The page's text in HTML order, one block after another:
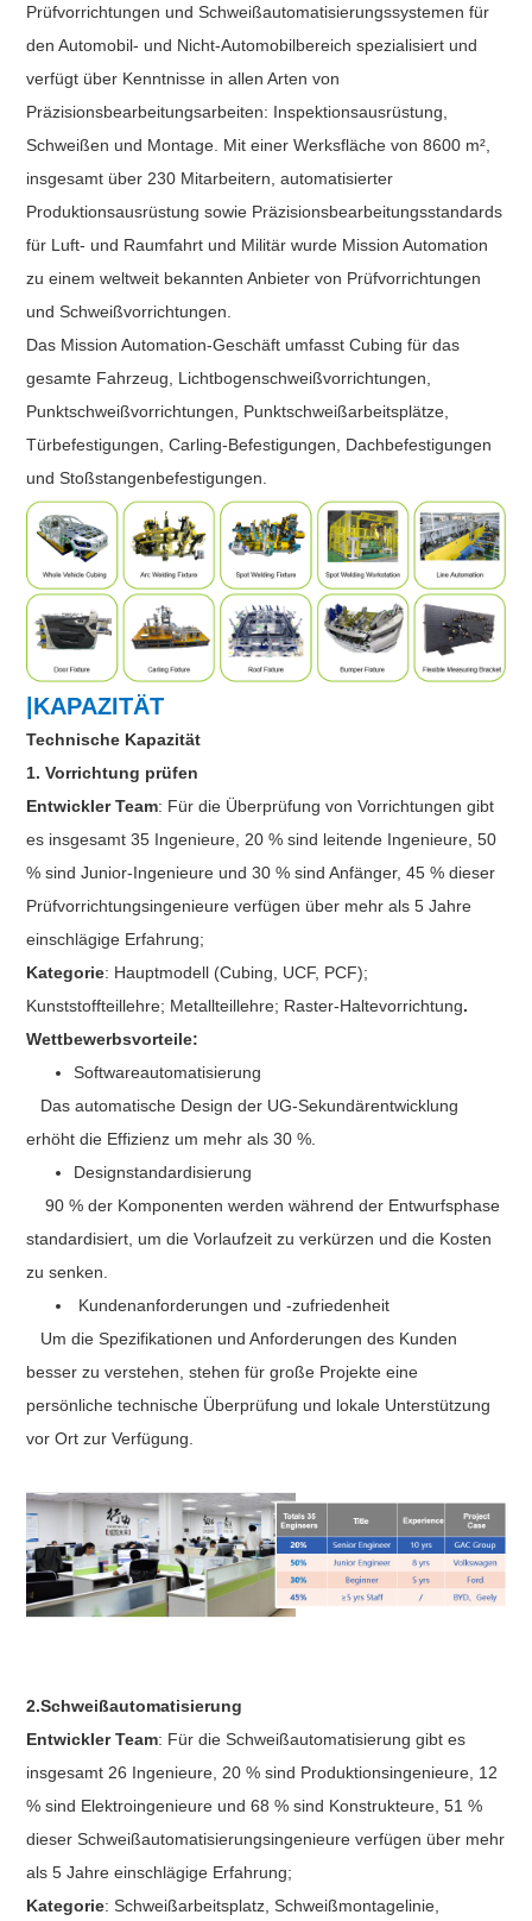
Prüfvorrichtungen und Schweißautomatisierungssystemen für
den Automobil- und Nicht-Automobilbereich spezialisiert und
verfügt über Kenntnisse in allen Arten von
Präzisionsbearbeitungsarbeiten: Inspektionsausrüstung,
Schweißen und Montage. Mit einer Werksfläche von 8600 m²,
insgesamt über 230 Mitarbeitern, automatisierter
Produktionsausrüstung sowie Präzisionsbearbeitungsstandards
für Luft- und Raumfahrt und Militär wurde Mission Automation
zu einem weltweit bekannten Anbieter von Prüfvorrichtungen
und Schweißvorrichtungen.
Das Mission Automation-Geschäft umfasst Cubing für das
gesamte Fahrzeug, Lichtbogenschweißvorrichtungen,
Punktschweißvorrichtungen, Punktschweißarbeitsplätze,
Türbefestigungen, Carling-Befestigungen, Dachbefestigungen
und Stoßstangenbefestigungen.
|KAPAZITÄT
Technische Kapazität
1. Vorrichtung prüfen
Entwickler Team: Für die Überprüfung von Vorrichtungen gibt
es insgesamt 35 Ingenieure, 20 % sind leitende Ingenieure, 50
% sind Junior-Ingenieure und 30 % sind Anfänger, 45 % dieser
Prüfvorrichtungsingenieure verfügen über mehr als 5 Jahre
einschlägige Erfahrung;
Kategorie: Hauptmodell (Cubing, UCF, PCF);
Kunststoffteillehre; Metallteillehre; Raster-Haltevorrichtung.
Wettbewerbsvorteile:
Softwareautomatisierung
Das automatische Design der UG-Sekundärentwicklung
erhöht die Effizienz um mehr als 30 %.
Designstandardisierung
90 % der Komponenten werden während der Entwurfsphase
standardisiert, um die Vorlaufzeit zu verkürzen und die Kosten
zu senken.
Kundenanforderungen und -zufriedenheit
Um die Spezifikationen und Anforderungen des Kunden
besser zu verstehen, stehen für große Projekte eine
persönliche technische Überprüfung und lokale Unterstützung
vor Ort zur Verfügung.
2.Schweißautomatisierung
Entwickler Team: Für die Schweißautomatisierung gibt es
insgesamt 26 Ingenieure, 20 % sind Produktionsingenieure, 12
% sind Elektroingenieure und 68 % sind Konstrukteure, 51 %
dieser Schweißautomatisierungsingenieure verfügen über mehr
als 5 Jahre einschlägige Erfahrung;
Kategorie: Schweißarbeitsplatz, Schweißmontagelinie,